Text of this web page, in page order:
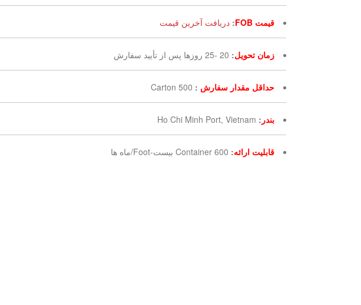
قیمت FOB : دریافت آخرین قیمت
زمان تحویل: 20 -25 روزها پس از تأیید سفارش
حداقل مقدار سفارش :
500 Carton
بندر :
Ho Chi Minh Port, Vietnam
قابلیت ارائه: 600 Container بیست-Foot/ماه ها